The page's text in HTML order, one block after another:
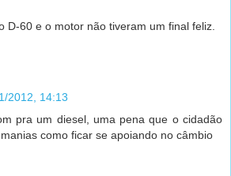
D-60 e o motor não tiveram um final feliz.
2012, 14:13
pra um diesel, uma pena que o cidadão
como ficar se apoiando no câmbio